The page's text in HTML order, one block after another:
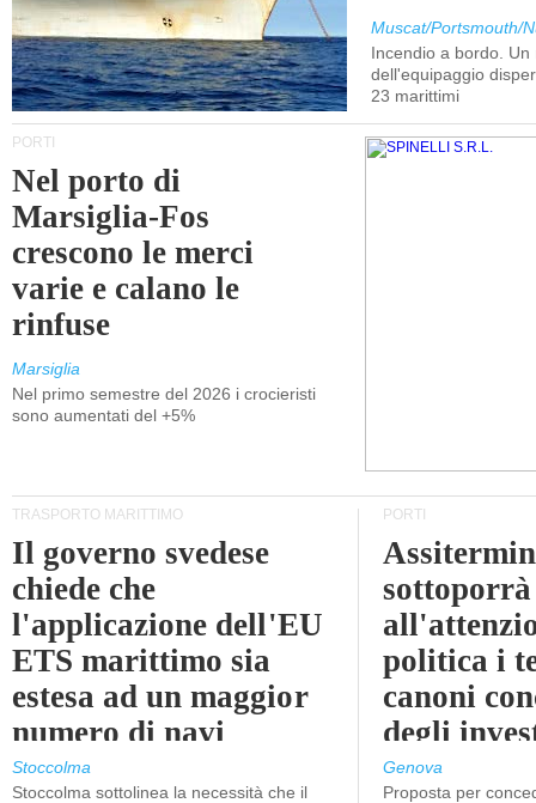
Muscat/Portsmouth/
Incendio a bordo. Un
dell'equipaggio
23 marittimi
PORTI
Nel porto di
Marsiglia-Fos
crescono le merci
varie e calano le
rinfuse
Marsiglia
Nel primo semestre del 2026 i crocieristi
sono aumentati del +5%
TRASPORTO MARITTIMO
Il governo svedese
chiede che
l'applicazione dell'EU
ETS marittimo sia
estesa ad un maggior
numero di navi
Stoccolma
Stoccolma sottolinea la necessità che il
PORTI
sottoporrà
politica i
canoni
degli
Genova
Proposta per